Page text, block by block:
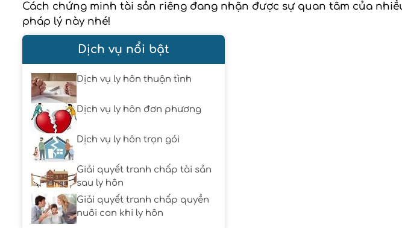
Cách chứng minh tài sản riêng đang nhận được sự quan tâm của
pháp lý này nhé!
Dịch vụ nổi bật
Dịch vụ ly hôn thuận tình
Dịch vụ ly hôn đơn phương
Dịch vụ ly hôn trọn gói
Giải quyết tranh chấp tài sản
sau ly hôn
Giải quyết tranh chấp quyền
nuôi con khi ly hôn